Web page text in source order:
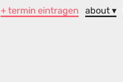
+ termin eintragen about ▾